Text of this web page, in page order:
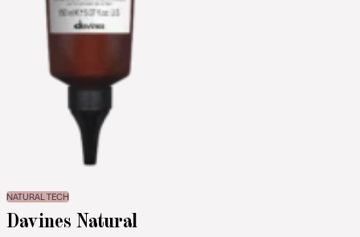
NATURAL TECH
Davines Natural